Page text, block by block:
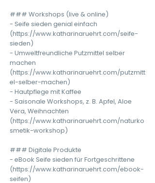
### Workshops (live & online)
- Seife sieden genial einfach
(https://www.katharinaruehrt.com/seife-
sieden)
- Umweltfreundliche Putzmittel selber
machen
(https://www.katharinaruehrt.com/putzmitt
el-selber-machen)
- Hautpflege mit Kaffee
- Saisonale Workshops, z. B. Apfel, Aloe
Vera, Weihnachten
(https://www.katharinaruehrt.com/naturko
smetik-workshop)
### Digitale Produkte
- eBook Seife sieden für Fortgeschrittene
(https://www.katharinaruehrt.com/ebook-
seifen)